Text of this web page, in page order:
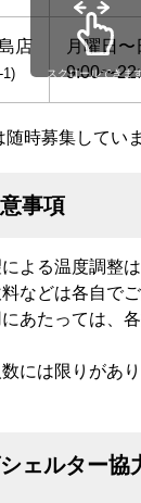
店
1)
月曜日〜
9:00〜
スクロールできま
時募集していま
事項
よる温度調整
などは各自で
にあたっては、
数には限りがあ
ェルター協